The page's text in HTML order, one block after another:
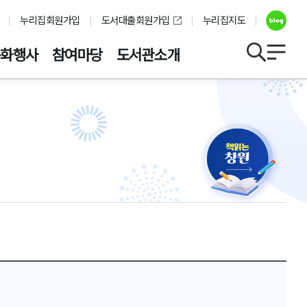
누리집회원가입 도서대출회원가입 누리집지도
행사 참여마당 도서관소개